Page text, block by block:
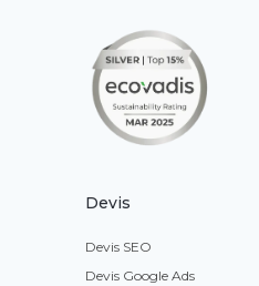
Devis
Devis SEO
Devis Google Ads